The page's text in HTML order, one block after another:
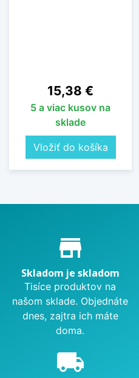
Cena
15,38 €
5 a viac kusov na
sklade
Vložiť do košíka
Proč nakupovat u nás?
store_mall_directory
Skladom je skladom
Tisíce produktov na
našom sklade. Objednáte
dnes, zajtra ich máte
doma.
local_shipping